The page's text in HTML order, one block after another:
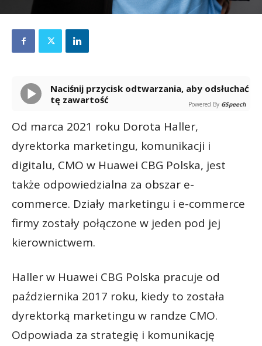
Naciśnij przycisk odtwarzania, aby odsłuchać
tę zawartość
Powered By GSpeech
Od marca 2021 roku Dorota Haller,
dyrektorka marketingu, komunikacji i
digitalu, CMO w Huawei CBG Polska, jest
także odpowiedzialna za obszar e-
commerce. Działy marketingu i e-commerce
firmy zostały połączone w jeden pod jej
kierownictwem.
Haller w Huawei CBG Polska pracuje od
października 2017 roku, kiedy to została
dyrektorką marketingu w randze CMO.
Odpowiada za strategię i komunikację